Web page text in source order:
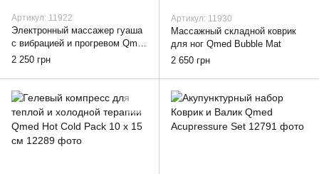
Артикул: 11922
Электронный массажер гуаша
с вибрацией и прогревом Qmed
Gua Sha Spa Ritual
2 250 грн
Артикул: 11930
Массажный складной коврик
для ног Qmed Bubble Mat
2 650 грн